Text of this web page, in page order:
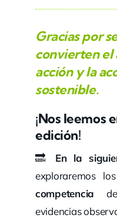
Gracias por
convierten el
acción y la
sostenible.
¡Nos leemos
edición!
🔜 En la
exploraremos los
competencia
evidencias